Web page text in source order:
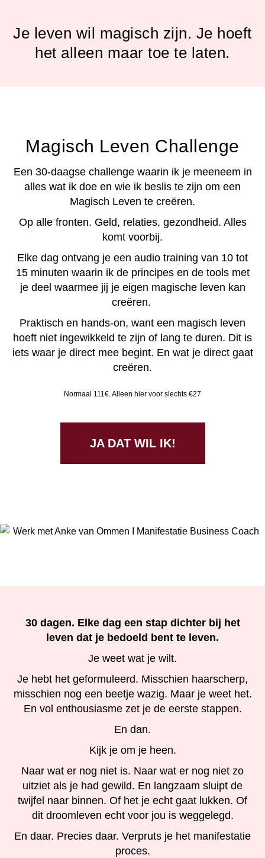
Je leven wil magisch zijn. Je hoeft
het alleen maar toe te laten.
Magisch Leven Challenge
Een 30-daagse challenge waarin ik je meeneem in
alles wat ik doe en wie ik beslis te zijn om een
Magisch Leven te creëren.
Op alle fronten. Geld, relaties, gezondheid. Alles
komt voorbij.
Elke dag ontvang je een audio training van 10 tot
15 minuten waarin ik de principes en de tools met
je deel waarmee jij je eigen magische leven kan
creëren.
Praktisch en hands-on, want een magisch leven
hoeft niet ingewikkeld te zijn of lang te duren. Dit is
iets waar je direct mee begint. En wat je direct gaat
creëren.
Normaal 111€. Alleen hier voor slechts €27
JA DAT WIL IK!
30 dagen. Elke dag een stap dichter bij het
leven dat je bedoeld bent te leven.
Je weet wat je wilt.
Je hebt het geformuleerd. Misschien haarscherp,
misschien nog een beetje wazig. Maar je weet het.
En vol enthousiasme zet je de eerste stappen.
En dan.
Kijk je om je heen.
Naar wat er nog niet is. Naar wat er nog niet zo
uitziet als je had gewild. En langzaam sluipt de
twijfel naar binnen. Of het je echt gaat lukken. Of
dit droomleven echt voor jou is weggelegd.
En daar. Precies daar. Verpruts je het manifestatie
proces.